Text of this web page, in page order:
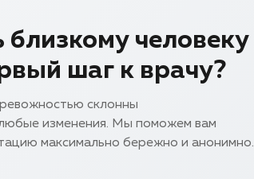
близкому человеку
шаг к врачу?
склонны
изменения. Мы поможем вам
максимально бережно и анонимно.